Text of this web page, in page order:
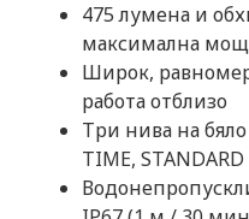
475 лумена и
максимална
Широк,
работа отблизо
Три нива на
TIME,